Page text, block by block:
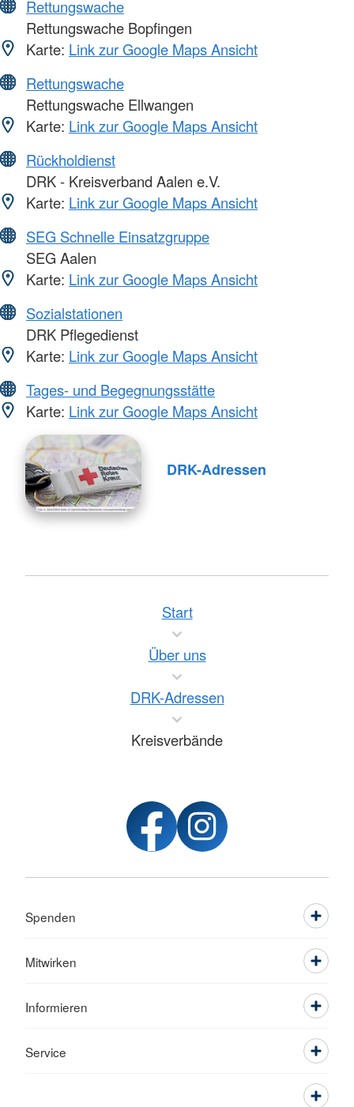
Rettungswache
Rettungswache Bopfingen
Karte: Link zur Google Maps Ansicht
Rettungswache
Rettungswache Ellwangen
Karte: Link zur Google Maps Ansicht
Rückholdienst
DRK - Kreisverband Aalen e.V.
Karte: Link zur Google Maps Ansicht
SEG Schnelle Einsatzgruppe
SEG Aalen
Karte: Link zur Google Maps Ansicht
Sozialstationen
DRK Pflegedienst
Karte: Link zur Google Maps Ansicht
Tages- und Begegnungsstätte
Karte: Link zur Google Maps Ansicht
DRK-Adressen
Start
Über uns
DRK-Adressen
Kreisverbände
Spenden
Mitwirken
Informieren
Service